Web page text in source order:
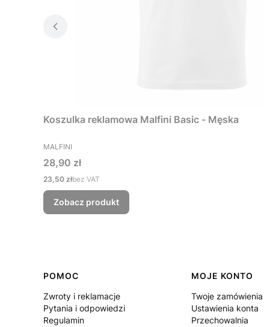
Koszulka reklamowa Malfini Basic - Męska
PRODUCENT
MALFINI
Cena
28,90 zł
Cena
23,50 złbez VAT
Zobacz produkt
Linki w stopce
POMOC
Zwroty i reklamacje
Pytania i odpowiedzi
Regulamin
MOJE KONTO
Twoje zamówienia
Ustawienia konta
Przechowalnia